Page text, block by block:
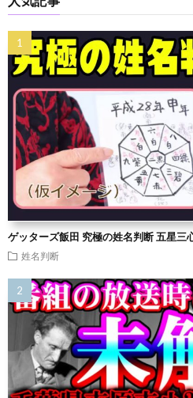
ゲッターズ飯田 究極の姓名判断 五星三
姓名判断